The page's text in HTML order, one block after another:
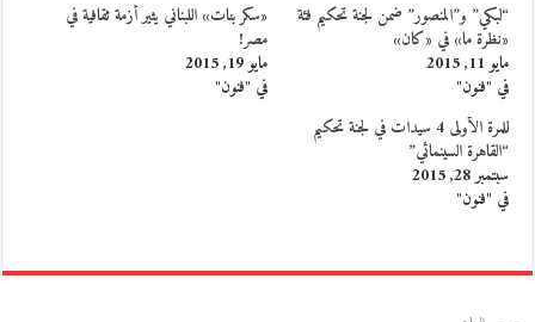
“لبكي” و”المنصور” ضمن لجنة تحكيم فئة
«نظرة ما» في «كان»
مايو 11, 2015
في "فنون"
«سكر بنات» اللبناني يثير أزمة ثقافية في
مصر!
مايو 19, 2015
في "فنون"
للمرة الأولى 4 سيدات في لجنة تحكيم
“القاهرة السينمائي”
سبتمبر 28, 2015
في "فنون"